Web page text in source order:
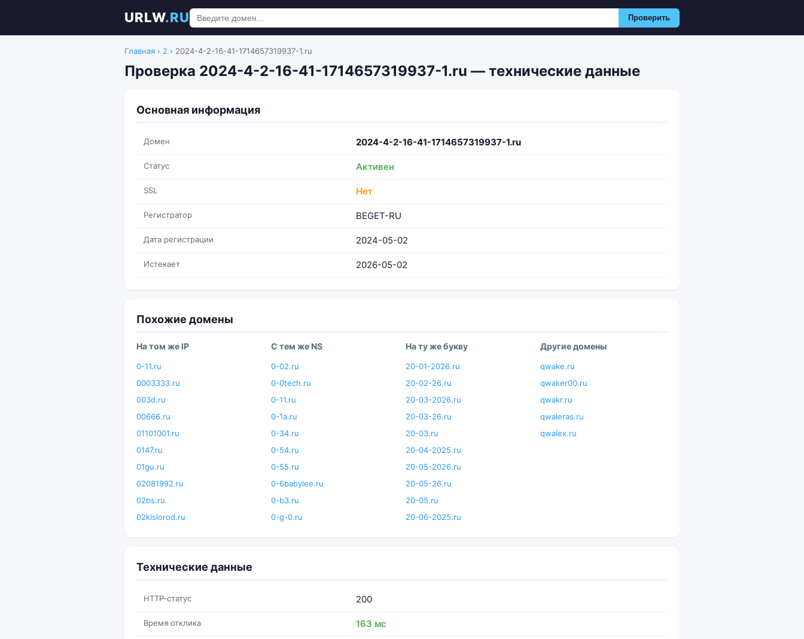
URLW.RU Проверить
Главная › 2 › 2024-4-2-16-41-1714657319937-1.ru
Проверка 2024-4-2-16-41-1714657319937-1.ru — технические данные
Основная информация
Домен 2024-4-2-16-41-1714657319937-1.ru
Статус Активен
SSL Нет
Регистратор BEGET-RU
Дата регистрации 2024-05-02
Истекает 2026-05-02
Похожие домены
На том же IP
0-11.ru
0003333.ru
003d.ru
00666.ru
01101001.ru
0147.ru
01gu.ru
02081992.ru
02bs.ru
02kislorod.ru
С тем же NS
0-02.ru
0-0tech.ru
0-11.ru
0-1a.ru
0-34.ru
0-54.ru
0-55.ru
0-6babylee.ru
0-b3.ru
0-g-0.ru
На ту же букву
20-01-2026.ru
20-02-26.ru
20-03-2026.ru
20-03-26.ru
20-03.ru
20-04-2025.ru
20-05-2026.ru
20-05-26.ru
20-05.ru
20-06-2025.ru
Другие домены
qwake.ru
qwaker00.ru
qwakr.ru
qwaleras.ru
qwalex.ru
Технические данные
HTTP-статус 200
Время отклика 163 мс